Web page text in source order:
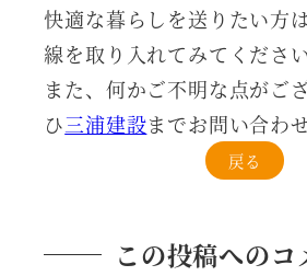
快適な暮らしを送りたい方
線を取り入れてみてください
また、何かご不明な点がご
ひ三浦建設までお問い合わ
戻る
この投稿へのコ